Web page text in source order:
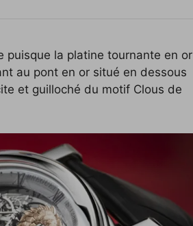
puisque la platine tournante en or
au pont en or situé en dessous
et guilloché du motif Clous de